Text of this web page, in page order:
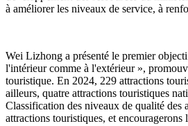
à améliorer les niveaux de service, à
Wei Lizhong a présenté le premier
l'intérieur comme à l'extérieur »,
touristique. En 2024, 229 attractions
ailleurs, quatre attractions touristiques
Classification des niveaux de qualité des
attractions touristiques, et